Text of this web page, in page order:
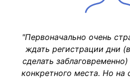
"Первоначально очень
ждать регистрации дни
сделать
конкретного места. Но на